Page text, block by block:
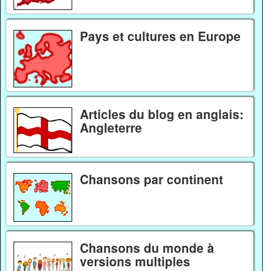
Pays et cultures en Europe
Articles du blog en anglais:
Angleterre
Chansons par continent
Chansons du monde à
versions multiples